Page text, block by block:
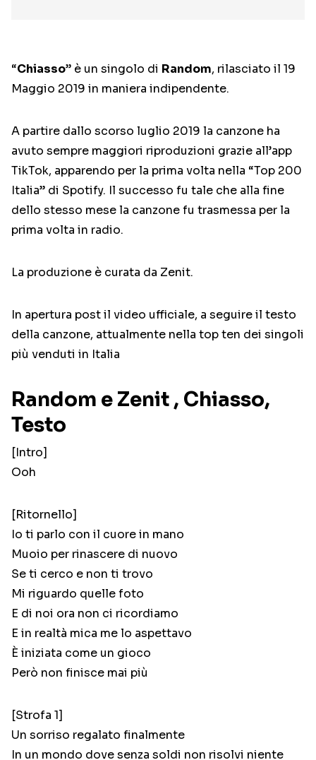
“Chiasso” è un singolo di Random, rilasciato il 19
Maggio 2019 in maniera indipendente.
A partire dallo scorso luglio 2019 la canzone ha
avuto sempre maggiori riproduzioni grazie all’app
TikTok, apparendo per la prima volta nella “Top 200
Italia” di Spotify. Il successo fu tale che alla fine
dello stesso mese la canzone fu trasmessa per la
prima volta in radio.
La produzione è curata da Zenit.
In apertura post il video ufficiale, a seguire il testo
della canzone, attualmente nella top ten dei singoli
più venduti in Italia
Random e Zenit , Chiasso,
Testo
[Intro]
Ooh
[Ritornello]
Io ti parlo con il cuore in mano
Muoio per rinascere di nuovo
Se ti cerco e non ti trovo
Mi riguardo quelle foto
E di noi ora non ci ricordiamo
E in realtà mica me lo aspettavo
È iniziata come un gioco
Però non finisce mai più
[Strofa 1]
Un sorriso regalato finalmente
In un mondo dove senza soldi non risolvi niente